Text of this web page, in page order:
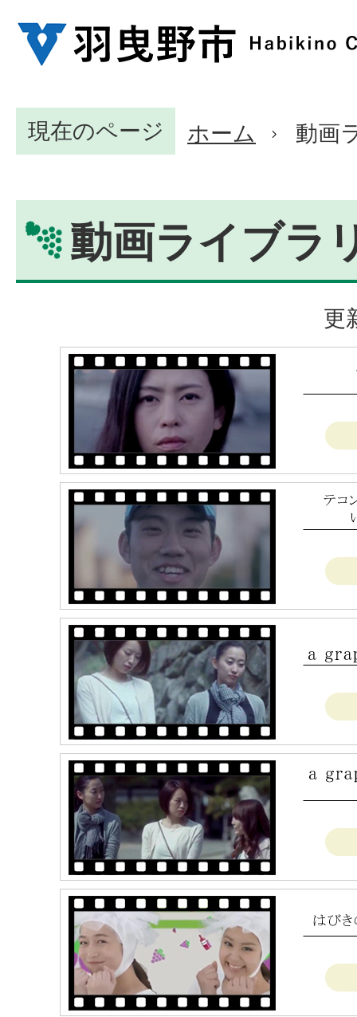
現在のページ ホーム 動画
動画ライブラ
更